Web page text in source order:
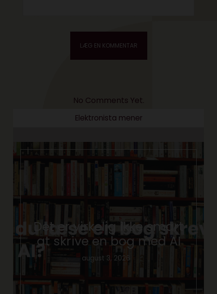
No Comments Yet.
Elektronista mener
Det er virkelig ikke smart
at skrive en bog med AI
august 3, 2026